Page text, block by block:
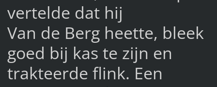
vertelde dat hij
Van de Berg heette, bleek
goed bij kas te zijn en
trakteerde flink. Een